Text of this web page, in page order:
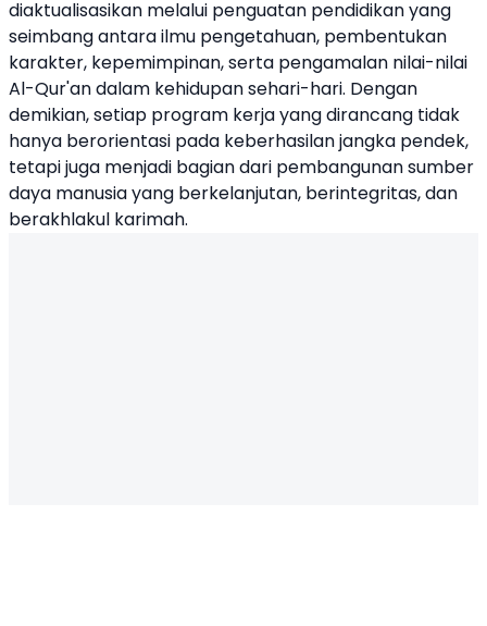
diaktualisasikan melalui penguatan pendidikan yang
seimbang antara ilmu pengetahuan, pembentukan
karakter, kepemimpinan, serta pengamalan nilai-nilai
Al-Qur'an dalam kehidupan sehari-hari. Dengan
demikian, setiap program kerja yang dirancang tidak
hanya berorientasi pada keberhasilan jangka pendek,
tetapi juga menjadi bagian dari pembangunan sumber
daya manusia yang berkelanjutan, berintegritas, dan
berakhlakul karimah.